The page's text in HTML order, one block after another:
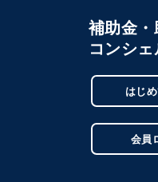
補助金
コンシ
はじ
会員